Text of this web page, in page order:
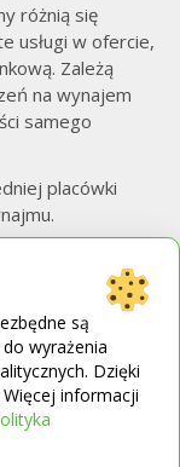
różnią się
usługi w ofercie,
Zależą
na wynajem
samego
placówki
i
skontaktuj
znajdziesz
uwagi
aparatu
i podejmij
są
wyrażenia
Dzięki
informacji